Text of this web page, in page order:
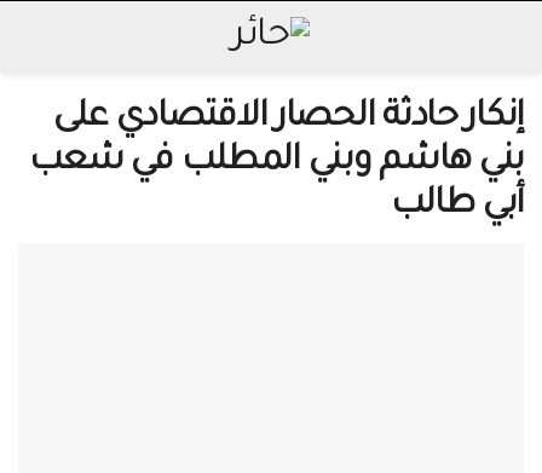
إنكار حادثة الحصار الاقتصادي على
بني هاشم وبني المطلب في شعب
أبي طالب